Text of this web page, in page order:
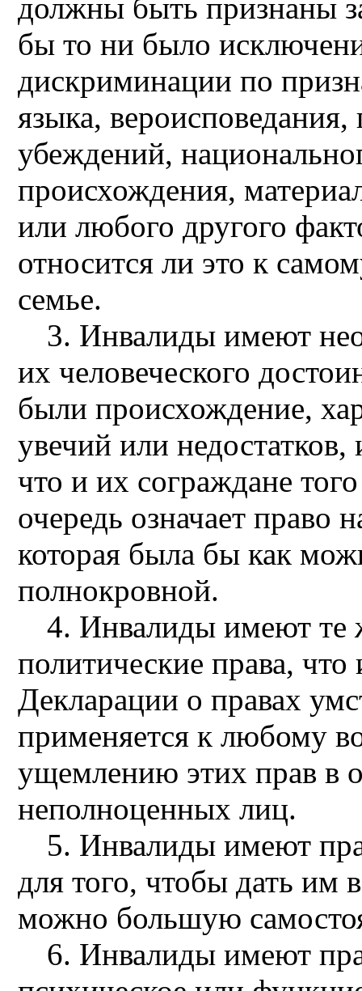
должны быть признаны
бы то ни было
дискриминации по
языка,
убеждений,
происхождения,
или любого другого
относится ли это к
семье.
3. Инвалиды имеют
их человеческого
были происхождение,
увечий или
что и их сограждане
очередь означает право
которая была бы как
полнокровной.
4. Инвалиды имеют те
политические права,
Декларации о правах
применяется к любому
ущемлению этих прав в
неполноценных лиц.
5. Инвалиды имеют
для того, чтобы дать им
можно большую
6. Инвалиды имеют